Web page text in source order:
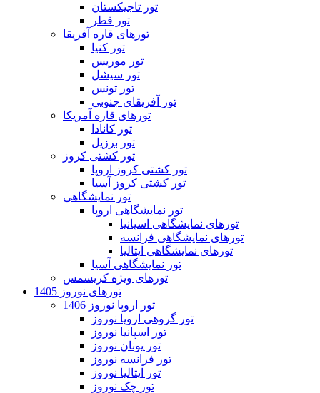
تور تاجیکستان
تور قطر
تورهای قاره آفریقا
تور کنیا
تور موریس
تور سیشل
تور تونس
تور آفریقای جنوبی
تورهای قاره آمریکا
تور کانادا
تور برزیل
تور کشتی کروز
تور کشتی کروز اروپا
تور کشتی کروز آسیا
تور نمایشگاهی
تور نمایشگاهی اروپا
تورهای نمایشگاهی اسپانیا
تورهای نمایشگاهی فرانسه
تورهای نمایشگاهی ایتالیا
تور نمایشگاهی آسیا
تورهای ویژه کریسمس
تورهای نوروز 1405
تور اروپا نوروز 1406
تور گروهی اروپا نوروز
تور اسپانیا نوروز
تور یونان نوروز
تور فرانسه نوروز
تور ایتالیا نوروز
تور چک نوروز